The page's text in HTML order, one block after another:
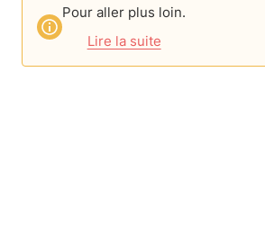
Pour aller plus loin.
Lire la suite